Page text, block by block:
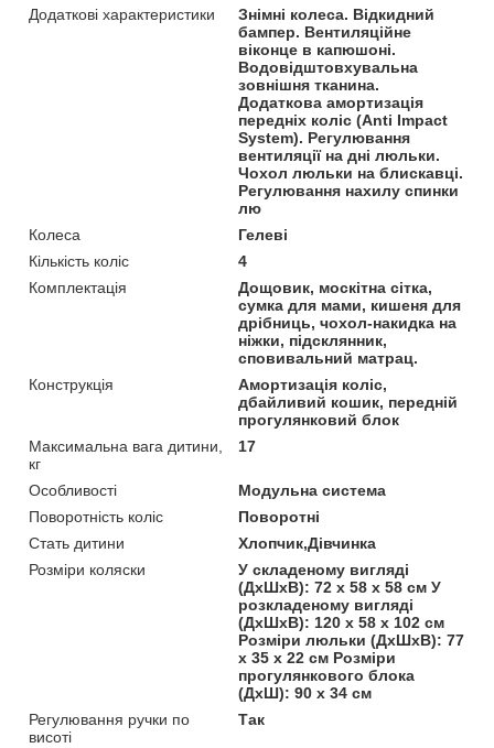
Додаткові характеристики
Знімні колеса. Відкидний
бампер. Вентиляційне
віконце в капюшоні.
Водовідштовхувальна
зовнішня тканина.
Додаткова амортизація
передніх коліс (Anti Impact
System). Регулювання
вентиляції на дні люльки.
Чохол люльки на блискавці.
Регулювання нахилу спинки
лю
Колеса
Гелеві
Кількість коліс
4
Комплектація
Дощовик, москітна сітка,
сумка для мами, кишеня для
дрібниць, чохол-накидка на
ніжки, підсклянник,
сповивальний матрац.
Конструкція
Амортизація коліс,
дбайливий кошик, передній
прогулянковий блок
Максимальна вага дитини,
кг
17
Особливості
Модульна система
Поворотність коліс
Поворотні
Стать дитини
Хлопчик,Дівчинка
Розміри коляски
У складеному вигляді
(ДхШхВ): 72 х 58 х 58 см У
розкладеному вигляді
(ДхШхВ): 120 х 58 х 102 см
Розміри люльки (ДхШхВ): 77
х 35 х 22 см Розміри
прогулянкового блока
(ДхШ): 90 х 34 см
Регулювання ручки по
висоті
Так